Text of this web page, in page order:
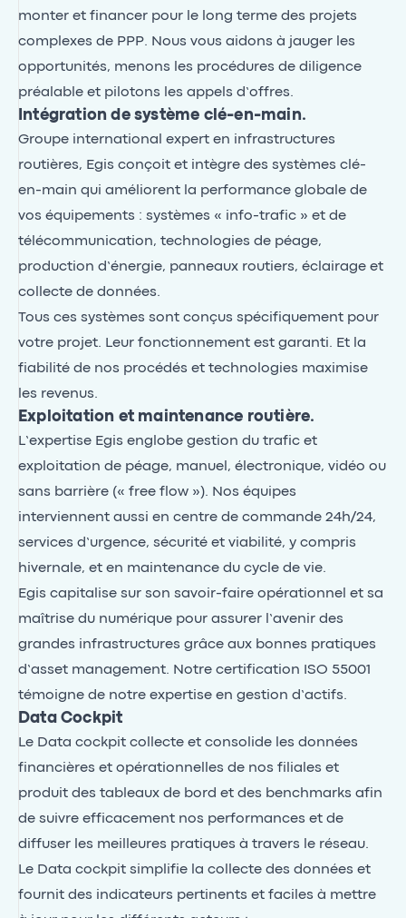
monter et financer pour le long terme des projets
complexes de PPP. Nous vous aidons à jauger les
opportunités, menons les procédures de diligence
préalable et pilotons les appels d’offres.
Intégration de système clé-en-main.
Groupe international expert en infrastructures
routières, Egis conçoit et intègre des systèmes clé-
en-main qui améliorent la performance globale de
vos équipements : systèmes « info-trafic » et de
télécommunication, technologies de péage,
production d’énergie, panneaux routiers, éclairage et
collecte de données.
Tous ces systèmes sont conçus spécifiquement pour
votre projet. Leur fonctionnement est garanti. Et la
fiabilité de nos procédés et technologies maximise
les revenus.
Exploitation et maintenance routière.
L’expertise Egis englobe gestion du trafic et
exploitation de péage, manuel, électronique, vidéo ou
sans barrière (« free flow »). Nos équipes
interviennent aussi en centre de commande 24h/24,
services d’urgence, sécurité et viabilité, y compris
hivernale, et en maintenance du cycle de vie.
Egis capitalise sur son savoir-faire opérationnel et sa
maîtrise du numérique pour assurer l’avenir des
grandes infrastructures grâce aux bonnes pratiques
d’asset management. Notre certification ISO 55001
témoigne de notre expertise en gestion d’actifs.
Data Cockpit
Le Data cockpit collecte et consolide les données
financières et opérationnelles de nos filiales et
produit des tableaux de bord et des benchmarks afin
de suivre efficacement nos performances et de
diffuser les meilleures pratiques à travers le réseau.
Le Data cockpit simplifie la collecte des données et
fournit des indicateurs pertinents et faciles à mettre